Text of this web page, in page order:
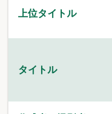
上位タイトル
タイトル